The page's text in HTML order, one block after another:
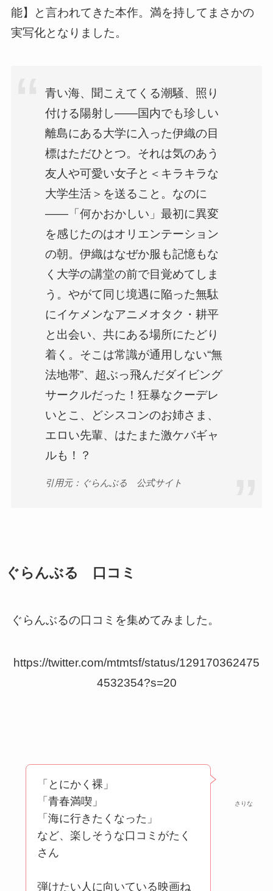
能】と言われてきた本作。満を持してまさかの
実写化となりました。
青い海、聞こえてくる潮騒、照り
付ける陽射し――国内でも珍しい
離島にある大学に入った伊織の目
標はただひとつ。それは気のあう
友人や可愛い女子と＜キラキラな
大学生活＞を送ること。なのに
――「何かおかしい」最初に異変
を感じたのはオリエンテーション
の朝。伊織はなぜか服も記憶もな
く大学の講堂の前で目覚めてしま
う。やがて同じ境遇に陥った無駄
にイケメンなアニメオタク・耕平
と出会い、共にある場所にたどり
着く。そこは常識が通用しない“無
法地帯”、超ぶっ飛んだダイビング
サークルだった！狂暴なクーデレ
いとこ、どシスコンのお姉さま、
エロい先輩、はたまた激ケバギャ
ルも！？
引用元：ぐらんぶる 公式サイト
ぐらんぶる 口コミ
ぐらんぶるの口コミを集めてみました。
https://twitter.com/mtmtsf/status/129170362475
4532354?s=20
さりな
「とにかく裸」
「青春満喫」
「海に行きたくなった」
など、楽しそうな口コミがたく
さん
弾けたい人に向いている映画ね